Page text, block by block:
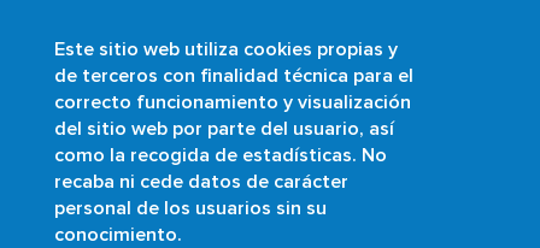
Este sitio web utiliza cookies propias y
de terceros con finalidad técnica para el
correcto funcionamiento y visualización
del sitio web por parte del usuario, así
como la recogida de estadísticas. No
recaba ni cede datos de carácter
personal de los usuarios sin su
conocimiento.
Pasar
al
contenido
principal
Buscar
Ambitos/Scopes